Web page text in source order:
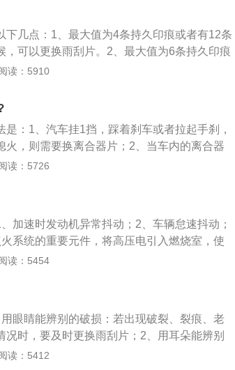
店检查更换。
鼓，顶回刹车分泵活塞。4.清理刹车盘的安
下几点：1、最大值为4条持久印痕或者有12条
，可以更换雨刮片。2、最大值为6条持久印痕
久的印痕，应该要更换雨刮片。3、由于雨
、刮拭的时候发出卡塔做响的声音，立即更
刮拭后玻璃会呈现水膜状态，立即更换雨刮
能起到清洁挡风玻璃、保证驾车视野清晰的
读：5910
：1、汽车挂1挡，踩着刹车或者拉起手刹，
火，则需要换离合器片；2、当车内的离合器
离合器片磨损过大，爬坡马力不足时进行更
量增加。离合器片的作用是：1、利于汽车起
坏；3、降低扭振冲击。
读：5726
加速时发动机异常抖动；2、车辆怠速抖动；
系统的重要元件，将高压电引入燃烧室，使
中的可燃混合气，其组成是：接线螺母、绝
换；2、铂金火花塞40000公里左右更换；3、
更换。
读：5454
眼睛能辨别的破损：若出现破裂、裂痕、老
时，要及时更换雨刮片；2、用耳朵能辨别
每次刮拭时都会拍打前挡风玻璃，发出跳
读：5412